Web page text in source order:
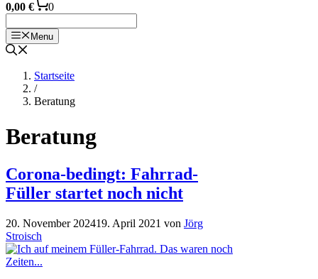
0,00 € 0
Menu
Startseite
/
Beratung
Beratung
Corona-bedingt: Fahrrad-
Füller startet noch nicht
20. November 202419. April 2021 von Jörg
Stroisch